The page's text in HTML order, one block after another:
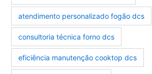
atendimento personalizado fogão dcs
consultoria técnica forno dcs
eficiência manutenção cooktop dcs